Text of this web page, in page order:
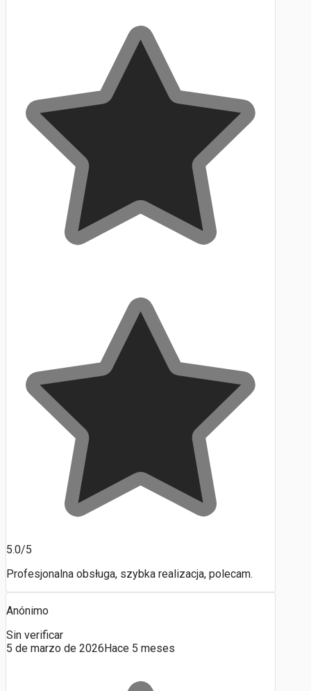
5.0/5
Profesjonalna obsługa, szybka realizacja, polecam.
Anónimo
Sin verificar
5 de marzo de 2026Hace 5 meses